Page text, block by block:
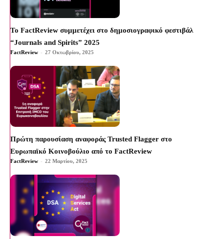
Το FactReview συμμετέχει στο δημοσιογραφικό φεστιβάλ
“Journals and Spirits” 2025
FactReview - 27 Οκτωβρίου, 2025
Πρώτη παρουσίαση αναφοράς Trusted Flagger στο
Ευρωπαϊκό Κοινοβούλιο από το FactReview
FactReview - 22 Μαρτίου, 2025